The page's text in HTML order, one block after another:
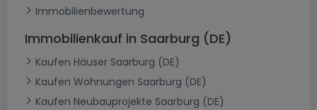
Immobilienbewertung
Immobilienkauf in Saarburg (DE)
Kaufen Häuser Saarburg (DE)
Kaufen Wohnungen Saarburg (DE)
Kaufen Neubauprojekte Saarburg (DE)